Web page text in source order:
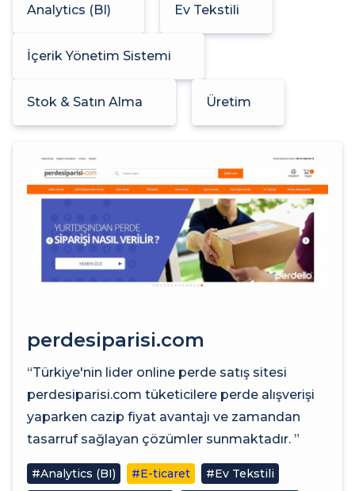
Analytics (BI) Ev Tekstili
İçerik Yönetim Sistemi
Stok & Satın Alma Üretim
perdesiparisi.com
“Türkiye'nin lider online perde satış sitesi
perdesiparisi.com tüketicilere perde alışverişi
yaparken cazip fiyat avantajı ve zamandan
tasarruf sağlayan çözümler sunmaktadır. ”
#Analytics (BI) #E-ticaret
#Ev Tekstili